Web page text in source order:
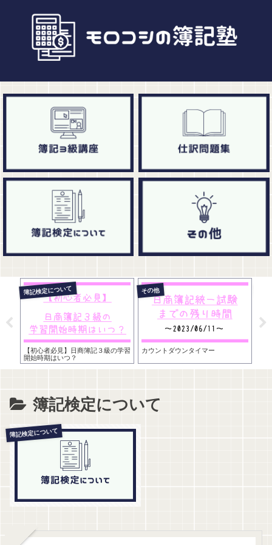
簿記検定について
【初心者必見】日商簿記３級の学習
開始時期はいつ？
その他
カウントダウンタイマー
簿記検定について
簿記検定について